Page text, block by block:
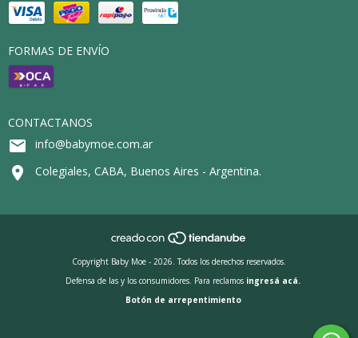
FORMAS DE ENVÍO
CONTACTANOS
info@babymoe.com.ar
Colegiales, CABA, Buenos Aires - Argentina.
Copyright Baby Moe - 2026. Todos los derechos reservados.
Defensa de las y los consumidores. Para reclamos ingresá acá.
Botón de arrepentimiento